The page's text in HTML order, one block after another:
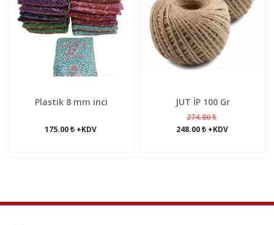
Plastik 8 mm inci
175.00 ₺ +KDV
JUT İP 100 Gr
274.80 ₺
248.00 ₺ +KDV